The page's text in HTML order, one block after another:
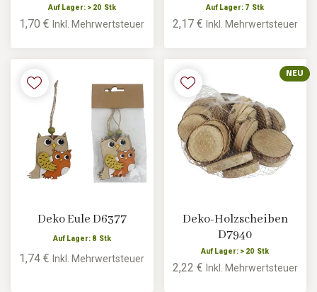
Auf Lager: > 20 Stk
1,70 €Inkl. Mehrwertsteuer
Auf Lager: 7 Stk
2,17 € Inkl. Mehrwertsteuer
Deko Eule D6377
Auf Lager: 8 Stk
1,74 €Inkl. Mehrwertsteuer
NEU
Deko-Holzscheiben
D7940
Auf Lager: > 20 Stk
2,22 € Inkl. Mehrwertsteuer